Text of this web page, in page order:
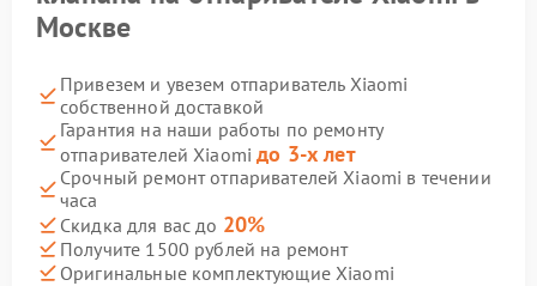
Москве
Привезем и увезем отпариватель Xiaomi
собственной доставкой
Гарантия на наши работы по ремонту
отпаривателей Xiaomiдо 3-х лет
Срочный ремонт отпаривателей Xiaomi в течении
часа
Скидка для вас до 20%
Получите 1500 рублей на ремонт
Оригинальные комплектующие Xiaomi